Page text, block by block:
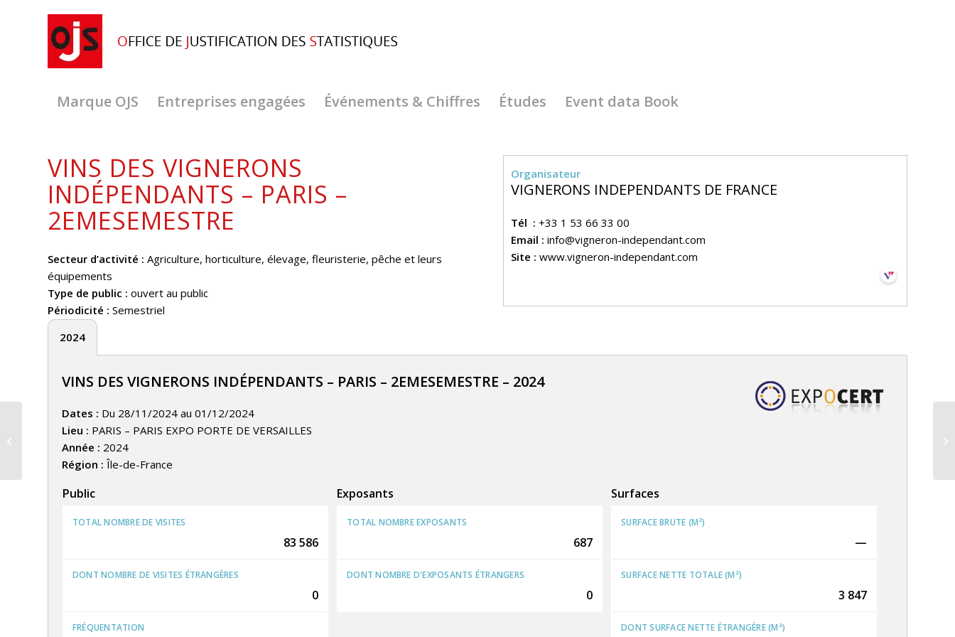
Marque OJS Entreprises engagées Événements & Chiffres Études Event data Book
VINS DES VIGNERONS
INDÉPENDANTS – PARIS –
2EMESEMESTRE
Secteur d’activité : Agriculture, horticulture, élevage, fleuristerie, pêche et leurs
équipements
Type de public : ouvert au public
Périodicité : Semestriel
Organisateur
VIGNERONS INDEPENDANTS DE FRANCE
Tél : +33 1 53 66 33 00
Email : info@vigneron-independant.com
Site : www.vigneron-independant.com
2024
VINS DES VIGNERONS INDÉPENDANTS – PARIS – 2EMESEMESTRE – 2024
Dates : Du 28/11/2024 au 01/12/2024
Lieu : PARIS – PARIS EXPO PORTE DE VERSAILLES
Année : 2024
Région : Île-de-France
Public
TOTAL NOMBRE DE VISITES
83 586
DONT NOMBRE DE VISITES ÉTRANGÈRES
0
FRÉQUENTATION
Exposants
TOTAL NOMBRE EXPOSANTS
687
DONT NOMBRE D'EXPOSANTS ÉTRANGERS
0
Surfaces
SURFACE BRUTE (M²)
—
SURFACE NETTE TOTALE (M²)
3 847
DONT SURFACE NETTE ÉTRANGÈRE (M²)
VINS DES VIGNERONS
SEMESTRE